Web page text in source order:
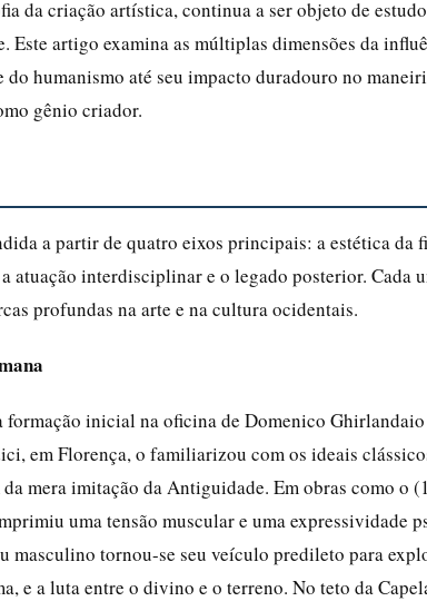
da criação artística, continua a ser objeto de
Este artigo examina as múltiplas dimensões da
humanismo até seu impacto duradouro no
gênio criador.
a partir de quatro eixos principais: a estética da
atuação interdisciplinar e o legado posterior. Cada
profundas na arte e na cultura ocidentais.
inicial na oficina de Domenico Ghirlandaio
em Florença, o familiarizou com os ideais
mera imitação da Antiguidade. Em obras como o
uma tensão muscular e uma expressividade
masculino tornou-se seu veículo predileto para
e a luta entre o divino e o terreno. No teto da